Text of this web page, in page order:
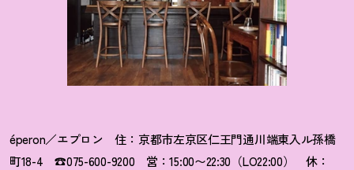
éperon／エプロン 住：京都市左京区仁王門通川端東入ル孫橋
町18-4 ☎075-600-9200 営：15:00〜22:30（LO22:00） 休：